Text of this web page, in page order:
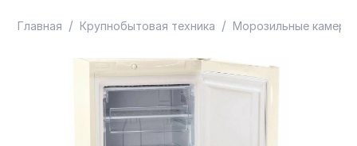
Главная / Крупнобытовая техника / Морозильные камеры